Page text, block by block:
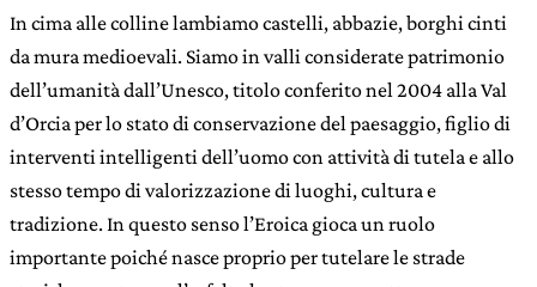
In cima alle colline lambiamo castelli, abbazie, borghi cinti
da mura medioevali. Siamo in valli considerate patrimonio
dell’umanità dall’Unesco, titolo conferito nel 2004 alla Val
d’Orcia per lo stato di conservazione del paesaggio, figlio di
interventi intelligenti dell’uomo con attività di tutela e allo
stesso tempo di valorizzazione di luoghi, cultura e
tradizione. In questo senso l’Eroica gioca un ruolo
importante poiché nasce proprio per tutelare le strade